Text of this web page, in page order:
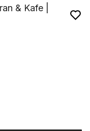
& Kafe |